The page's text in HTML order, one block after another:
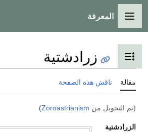
القائمة الرئيسية
المعرفة
تبديل عرض جدول المحتويات
زرادشتية
مقالة ناقش هذه الصفحة
(تم التحويل من Zoroastrianism
)
الزرادشتية